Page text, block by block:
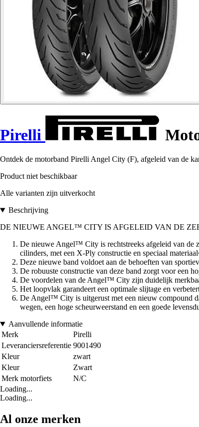
Pirelli
Ontdek de motorband Pirelli Angel City (F), afgeleid van de
Product niet beschikbaar
Alle varianten zijn uitverkocht
Beschrijving
DE NIEUWE ANGEL™ CITY IS AFGELEID VAN DE
De nieuwe Angel™ City is rechtstreeks afgeleid van de
cilinders, met een X-Ply constructie en speciaal
Deze nieuwe band voldoet aan de behoeften van
De robuuste constructie van deze band zorgt voor een
De voordelen van de Angel™ City zijn duidelijk
Het loopvlak garandeert een optimale slijtage en
De Angel™ City is uitgerust met een nieuw compound
wegen, een hoge scheurweerstand en een goede
Aanvullende informatie
Merk
Pirelli
Leveranciersreferentie 9001490
Kleur
zwart
Kleur
Zwart
Merk motorfiets
N/C
Loading...
Loading...
Al onze merken